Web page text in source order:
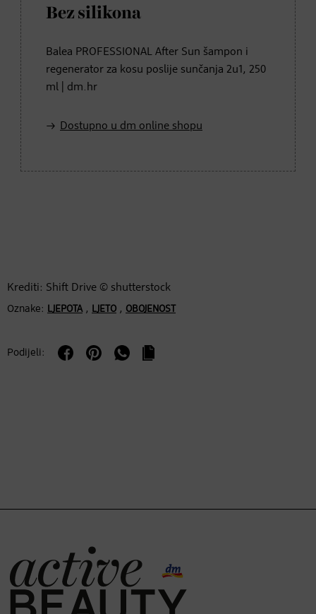
Bez silikona
Balea PROFESSIONAL After Sun šampon i
regenerator za kosu poslije sunčanja 2u1, 250
ml | dm.hr
Dostupno u dm online shopu
Krediti: Shift Drive © shutterstock
Oznake: LJEPOTA, LJETO , OBOJENOST
Podijeli: